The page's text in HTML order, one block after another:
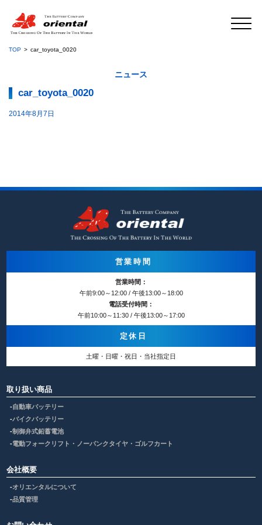
TOP car_toyota_0020
ニュース
car_toyota_0020
2014年8月7日
営業時間
営業時間：
午前9:00～12:00 / 午後13:00～18:00
電話受付時間：
午前10:00～11:30 / 午後13:00～17:00
定休日
土曜・日曜・祝日・当社指定日
取り扱い商品
自動車バッテリー
バイクバッテリー
制御弁式鉛蓄電池
電動フォークリフト・ノーパンクタイヤ・ゴルフカート
会社概要
オリエンタルについて
品質管理